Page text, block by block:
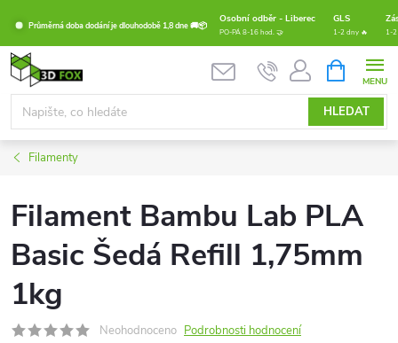
obsah
Průměrná doba dodání je dlouhodobě 1,8 dne 🚚📦
Osobní odběr - Liberec GLS
PO-PÁ 8-16 hod. 🤝 1-2 dny 🔥 1-
HLEDAT
NÁKUPNÍ
KOŠÍK
Filamenty
Filament Bambu Lab PLA
Basic Šedá Refill 1,75mm
1kg
Neohodnoceno Podrobnosti hodnocení